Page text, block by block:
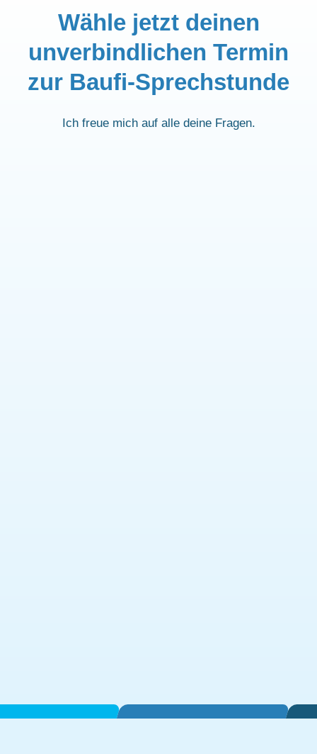
Wähle jetzt deinen
unverbindlichen Termin
zur Baufi-Sprechstunde
Ich freue mich auf alle deine Fragen.